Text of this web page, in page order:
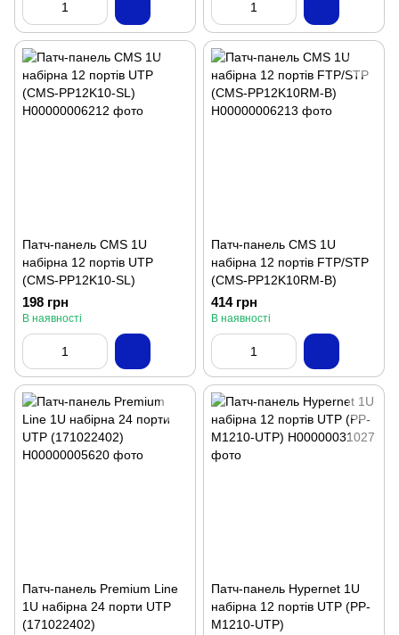
Патч-панель CMS 1U
набірна 12 портів UTP
(CMS-PP12K10-SL)
198 грн
В наявності
Патч-панель CMS 1U
набірна 12 портів FTP/STP
(CMS-PP12K10RM-B)
414 грн
В наявності
Патч-панель Premium Line
1U набірна 24 порти UTP
(171022402)
Патч-панель Hypernet 1U
набірна 12 портів UTP (PP-
M1210-UTP)